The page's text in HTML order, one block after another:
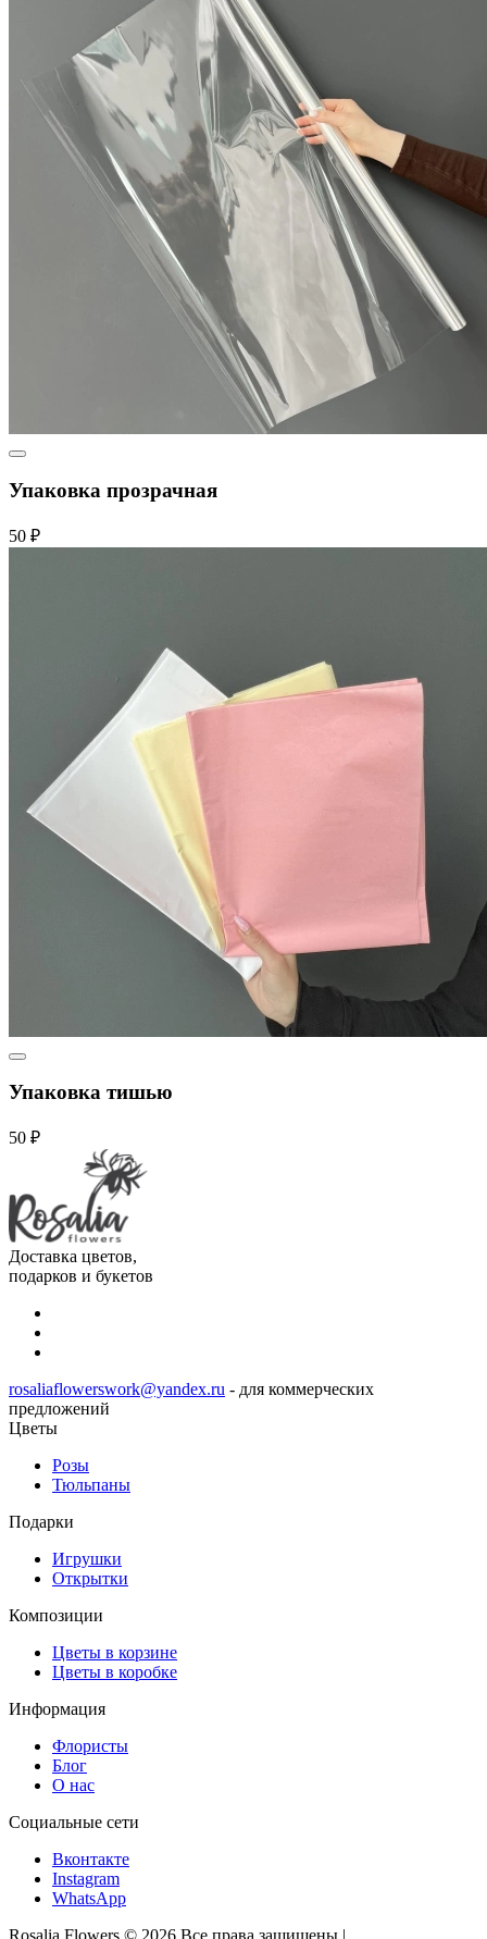
Упаковка прозрачная
50 ₽
Упаковка тишью
50 ₽
Доставка цветов,
подарков и букетов
rosaliaflowerswork@yandex.ru - для коммерческих
предложений
Цветы
Розы
Тюльпаны
Подарки
Игрушки
Открытки
Композиции
Цветы в корзине
Цветы в коробке
Информация
Флористы
Блог
О нас
Социальные сети
Вконтакте
Instagram
WhatsApp